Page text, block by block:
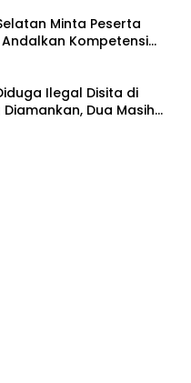
Minta Peserta
Andalkan Kompetensi
Kedekatan
Ilegal Disita di
Dua Masih